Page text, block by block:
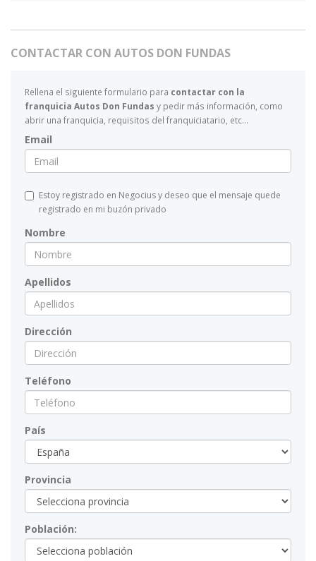
CONTACTAR CON AUTOS DON FUNDAS
Rellena el siguiente formulario para contactar con la
franquicia Autos Don Fundas y pedir más información, como
abrir una franquicia, requisitos del franquiciatario, etc...
Email
Estoy registrado en Negocius y deseo que el mensaje quede
registrado en mi buzón privado
Nombre
Apellidos
Dirección
Teléfono
País
Provincia
Población: